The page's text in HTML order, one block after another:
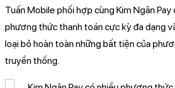
Tuấn Mobile phối hợp cùng Kim Ngân
phương thức thanh toán cực kỳ đa dạng
loại bỏ hoàn toàn những bất tiện của
truyền thống.